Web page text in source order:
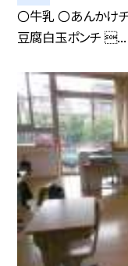
〇牛乳 〇あんかけ
豆腐白玉ポンチ ...